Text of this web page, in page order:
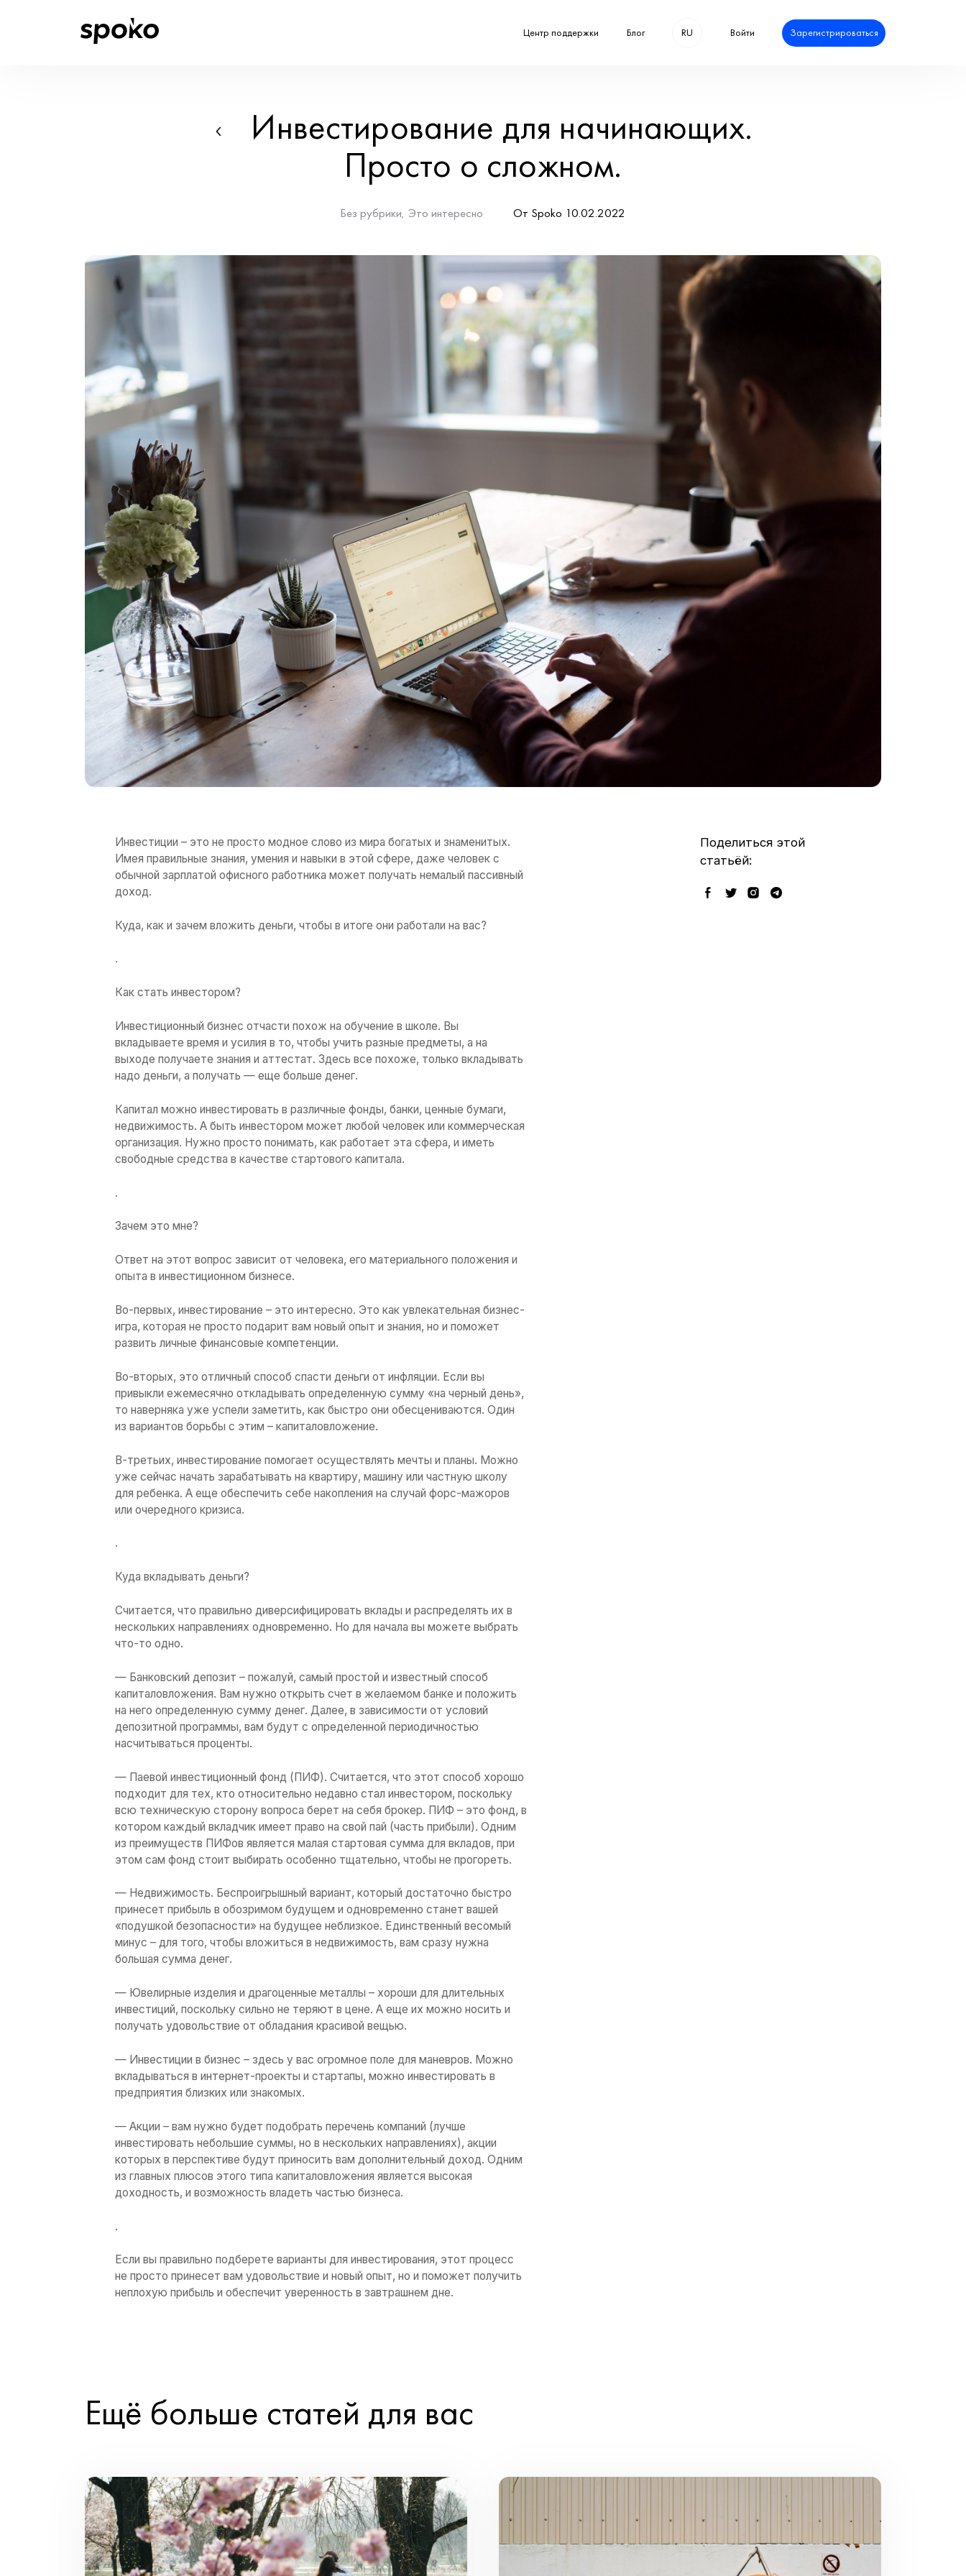
Центр поддержки
Инвестирование для
Просто о сложном.
Без рубрики,Это интересно От Spoko 10.02.2022
Имея правильные знания, умения и навыки в этой сфере, даже человек с
доход.
Куда, как и зачем вложить деньги, чтобы в итоге они работали на вас?
.
Как стать инвестором?
Инвестиционный бизнес отчасти похож на обучение в школе. Вы
вкладываете время и усилия в то, чтобы учить разные предметы, а на
выходе получаете знания и аттестат. Здесь все похоже, только вкладывать
Капитал можно инвестировать в различные фонды, банки, ценные бумаги,
недвижимость. А быть инвестором может любой человек или коммерческая
организация. Нужно просто понимать, как работает эта сфера, и иметь
свободные средства в качестве стартового капитала.
.
Зачем это мне?
Ответ на этот вопрос зависит от человека, его материального положения и
опыта в инвестиционном бизнесе.
Во-первых
, инвестирование – это интересно. Это как увлекательная бизнес-
игра, которая не просто подарит вам новый опыт и знания, но и поможет
развить личные финансовые компетенции.
Во-вторых
привыкли ежемесячно откладывать определенную сумму «на черный день»,
то наверняка уже успели заметить, как быстро они обесцениваются. Один
из вариантов борьбы с этим – капиталовложение.
В-третьих, инвестирование помогает осуществлять мечты и планы. Можно
для ребенка. А еще обеспечить себе накопления на случай форс-мажоров
или очередного кризиса.
Куда вкладывать деньги?
Считается, что правильно диверсифицировать вклады и распределять их в
—
капиталовложения. Вам нужно открыть счет в желаемом банке и положить
насчитываться проценты.
— Паевой инвестиционный фонд (ПИФ). Считается, что этот способ хорошо
подходит для тех, кто относительно недавно стал инвестором, поскольку